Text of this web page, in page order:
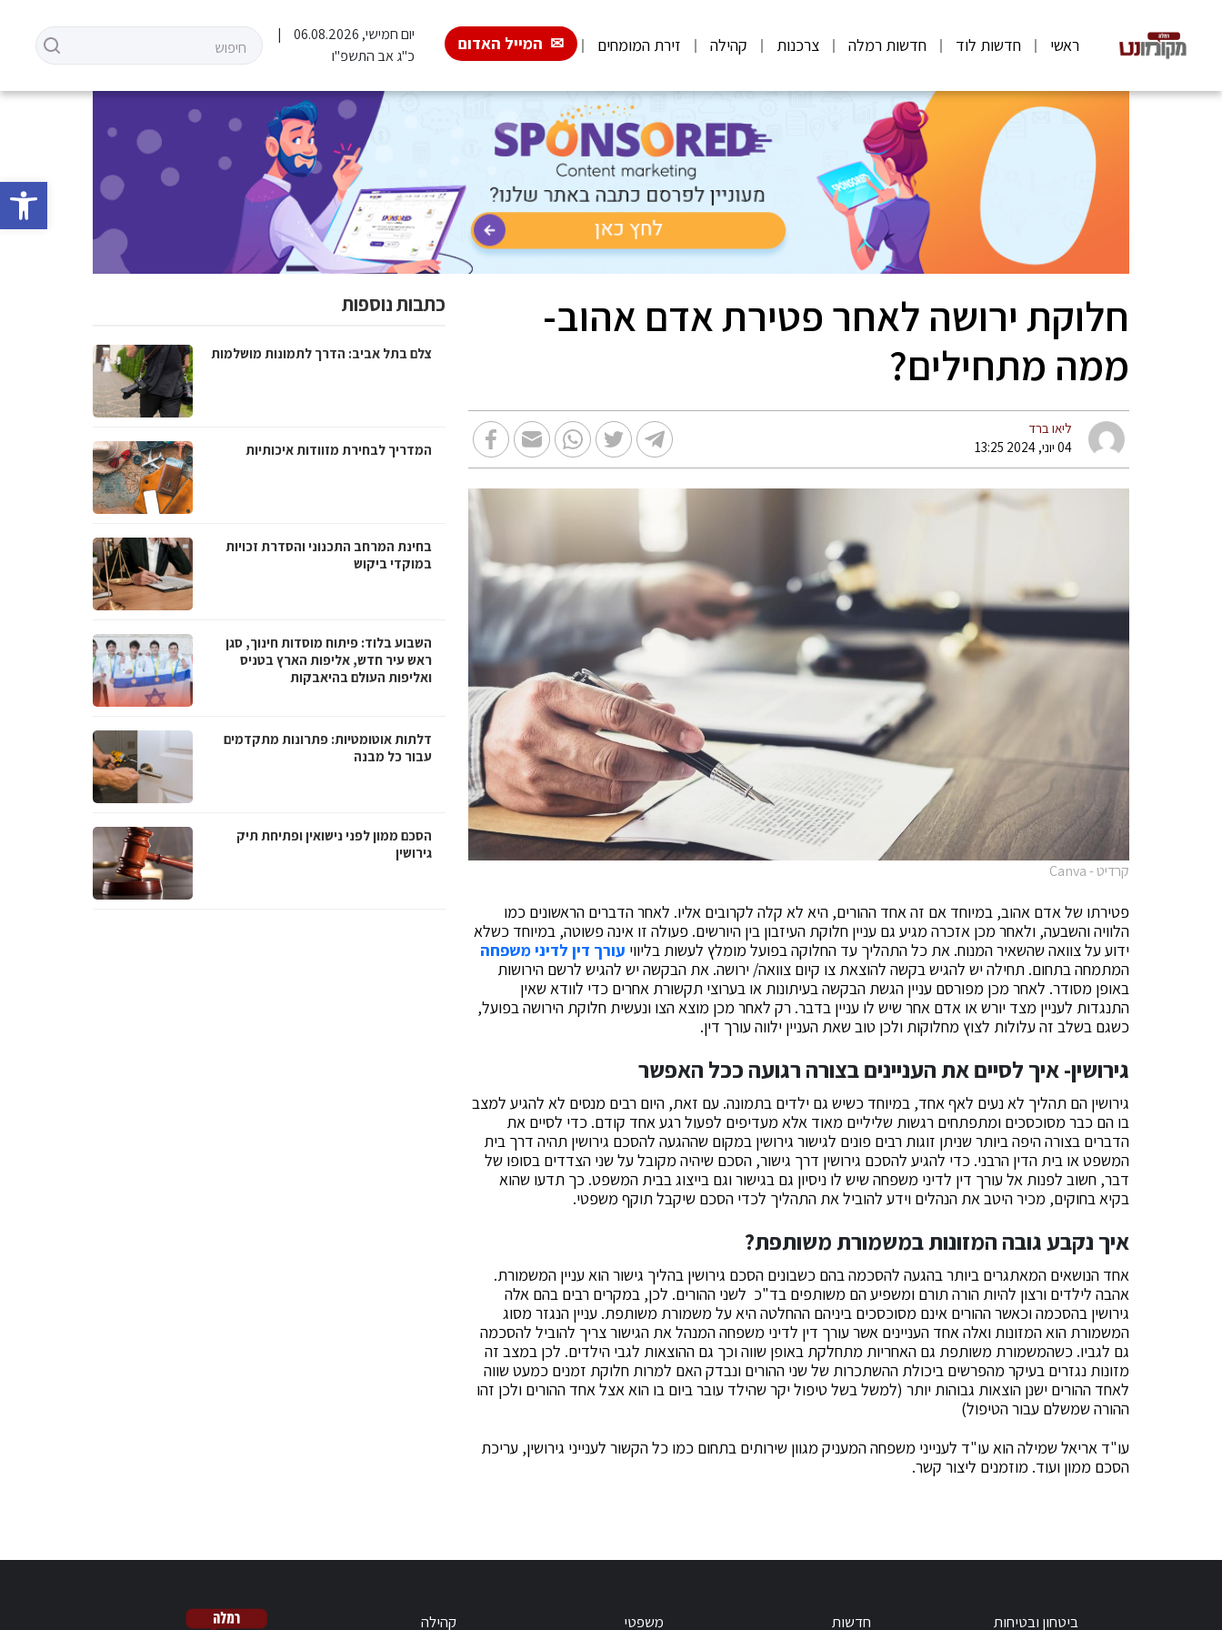
פתח
ראשי חדשות לוד חדשות רמלה צרכנות קהילה זירת המומחים המייל האדום
יום חמישי, 06.08.2026
כ"ג אב התשפ"ו
חלוקת ירושה לאחר פטירת אדם אהוב-
ממה מתחילים?
ליאו ברד
04 יוני, 2024 13:25
קרדיט - Canva
פטירתו של אדם אהוב, במיוחד אם זה אחד ההורים, היא לא קלה לקרובים אליו. לאחר הדברים הראשונים כמו
הלוויה והשבעה, ולאחר מכן אזכרה מגיע גם עניין חלוקת העיזבון בין היורשים. פעולה זו אינה פשוטה, במיוחד כשלא
ידוע על צוואה שהשאיר המנוח. את כל התהליך עד החלוקה בפועל מומלץ לעשות בליווי עורך דין לדיני משפחה
המתמחה בתחום. תחילה יש להגיש בקשה להוצאת צו קיום צוואה/ ירושה. את הבקשה יש להגיש לרשם הירושות
באופן מסודר. לאחר מכן מפורסם עניין הגשת הבקשה בעיתונות או בערוצי תקשורת אחרים כדי לוודא שאין
התנגדות לעניין מצד יורש או אדם אחר שיש לו עניין בדבר. רק לאחר מכן מוצא הצו ונעשית חלוקת הירושה בפועל,
כשגם בשלב זה עלולות לצוץ מחלוקות ולכן טוב שאת העניין ילווה עורך דין.
גירושין- איך לסיים את העניינים בצורה רגועה ככל האפשר
גירושין הם תהליך לא נעים לאף אחד, במיוחד כשיש גם ילדים בתמונה. עם זאת, היום רבים מנסים לא להגיע למצב
בו הם כבר מסוכסכים ומתפתחים רגשות שליליים מאוד אלא מעדיפים לפעול רגע אחד קודם. כדי לסיים את
הדברים בצורה היפה ביותר שניתן זוגות רבים פונים לגישור גירושין במקום שההגעה להסכם גירושין תהיה דרך בית
המשפט או בית הדין הרבני. כדי להגיע להסכם גירושין דרך גישור, הסכם שיהיה מקובל על שני הצדדים בסופו של
דבר, חשוב לפנות אל עורך דין לדיני משפחה שיש לו ניסיון גם בגישור וגם בייצוג בבית המשפט. כך תדעו שהוא
בקיא בחוקים, מכיר היטב את הנהלים וידע להוביל את התהליך לכדי הסכם שיקבל תוקף משפטי.
איך נקבע גובה המזונות במשמורת משותפת?
אחד הנושאים המאתגרים ביותר בהגעה להסכמה בהם כשבונים הסכם גירושין בהליך גישור הוא עניין המשמורת.
אהבה לילדים ורצון להיות הורה תורם ומשפיע הם משותפים בד"כ לשני ההורים. לכן, במקרים רבים בהם אלה
גירושין בהסכמה וכאשר ההורים אינם מסוכסכים ביניהם ההחלטה היא על משמורת משותפת. עניין הנגזר מסוג
המשמורת הוא המזונות ואלה אחד העניינים אשר עורך דין לדיני משפחה המנהל את הגישור צריך להוביל להסכמה
גם לגביו. כשהמשמורת משותפת גם האחריות מתחלקת באופן שווה וכך גם ההוצאות לגבי הילדים. לכן במצב זה
מזונות נגזרים בעיקר מהפרשים ביכולת ההשתכרות של שני ההורים ונבדק האם למרות חלוקת זמנים כמעט שווה
לאחד ההורים ישנן הוצאות גבוהות יותר (למשל בשל טיפול יקר שהילד עובר ביום בו הוא אצל אחד ההורים ולכן זהו
ההורה שמשלם עבור הטיפול)
עו"ד אריאל שמילה הוא עו"ד לענייני משפחה המעניק מגוון שירותים בתחום כמו כל הקשור לענייני גירושין, עריכת
הסכם ממון ועוד. מוזמנים ליצור קשר.
כתבות נוספות
צלם בתל אביב: הדרך לתמונות מושלמות
המדריך לבחירת מזוודות איכותיות
בחינת המרחב התכנוני והסדרת זכויות
במוקדי ביקוש
השבוע בלוד: פיתוח מוסדות חינוך, סגן
ראש עיר חדש, אליפות הארץ בטניס
ואליפות העולם בהיאבקות
דלתות אוטומטיות: פתרונות מתקדמים
עבור כל מבנה
הסכם ממון לפני נישואין ופתיחת תיק
גירושין
ביטחון ובטיחות חדשות משפטי קהילה